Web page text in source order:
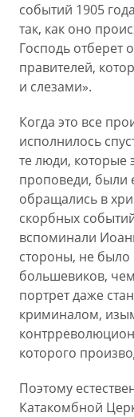
событий 1905
так, как оно
Господь отберет
правителей,
и слезами».
Когда это все
исполнилось
те люди, которые
проповеди,
обращались в
скорбных
вспоминали
стороны, не было
большевиков,
портрет даже
криминалом,
которого
Поэтому
Катакомбной